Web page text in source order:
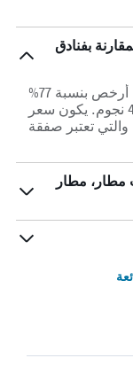
بفنادق
متوسط سعر الليلة في ديفانا كرابي ريزورت أرخص بنسبة 77%
عن الوسطي في آو نانغ لفنادق ذات تصنيف 4 نجوم. يكون سعر
كرابي ريزورت عادة 120 ﷼، والتي تعتبر صفقة
مطار، مطار